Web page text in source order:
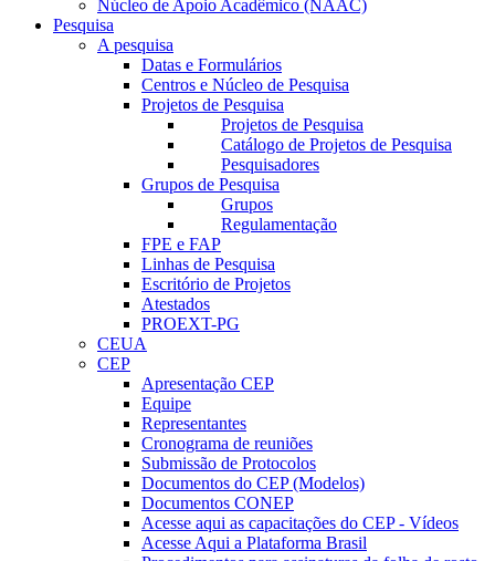
Núcleo de Apoio Acadêmico (NAAC)
Pesquisa
A pesquisa
Datas e Formulários
Centros e Núcleo de Pesquisa
Projetos de Pesquisa
Projetos de Pesquisa
Catálogo de Projetos de Pesquisa
Pesquisadores
Grupos de Pesquisa
Grupos
Regulamentação
FPE e FAP
Linhas de Pesquisa
Escritório de Projetos
Atestados
PROEXT-PG
CEUA
CEP
Apresentação CEP
Equipe
Representantes
Cronograma de reuniões
Submissão de Protocolos
Documentos do CEP (Modelos)
Documentos CONEP
Acesse aqui as capacitações do CEP - Vídeos
Acesse Aqui a Plataforma Brasil